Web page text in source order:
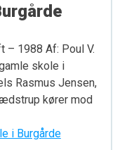
– 1988 Af: Poul V.
skole i
Rasmus Jensen,
kører mod
i Burgårde